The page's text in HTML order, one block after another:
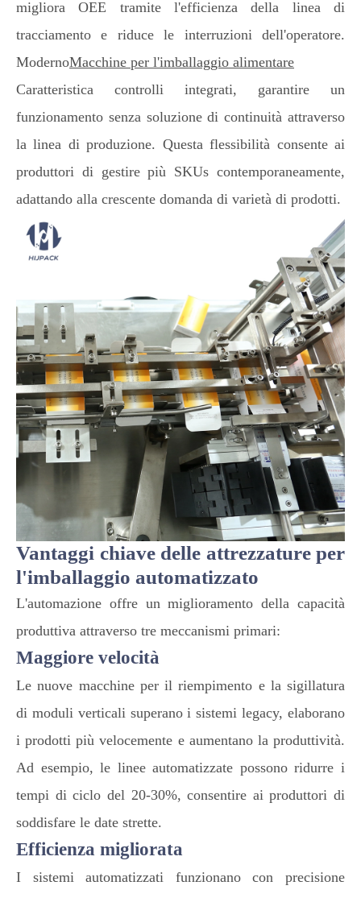
migliora OEE tramite l'efficienza della linea di
tracciamento e riduce le interruzioni dell'operatore.
ModernoMacchine per l'imballaggio alimentare
Caratteristica controlli integrati, garantire un
funzionamento senza soluzione di continuità attraverso
la linea di produzione. Questa flessibilità consente ai
produttori di gestire più SKUs contemporaneamente,
adattando alla crescente domanda di varietà di prodotti.
Vantaggi chiave delle attrezzature per
l'imballaggio automatizzato
L'automazione offre un miglioramento della capacità
produttiva attraverso tre meccanismi primari:
Maggiore velocità
Le nuove macchine per il riempimento e la sigillatura
di moduli verticali superano i sistemi legacy, elaborano
i prodotti più velocemente e aumentano la produttività.
Ad esempio, le linee automatizzate possono ridurre i
tempi di ciclo del 20-30%, consentire ai produttori di
soddisfare le date strette.
Efficienza migliorata
I sistemi automatizzati funzionano con precisione